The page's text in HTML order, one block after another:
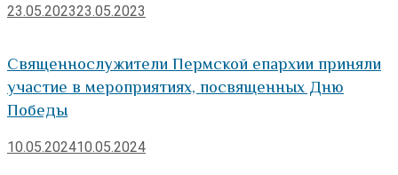
23.05.202323.05.2023
Священнослужители Пермской епархии приняли
участие в мероприятиях, посвященных Дню
Победы
10.05.202410.05.2024